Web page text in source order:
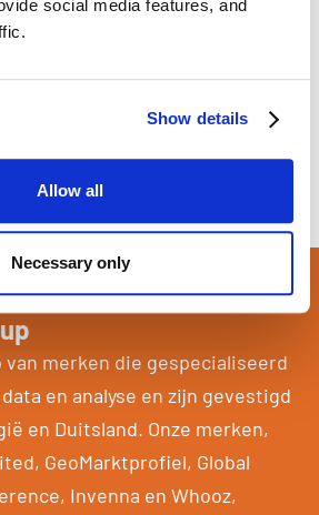
social media features, and
Show details
Allow all
Necessary only
en kwartaalborrels,
en skivakanties
van merken die gespecialiseerd
en analyse en zijn gevestigd
en Duitsland. Onze merken,
GeoMarktprofiel, Global
Invenna en Whooz,